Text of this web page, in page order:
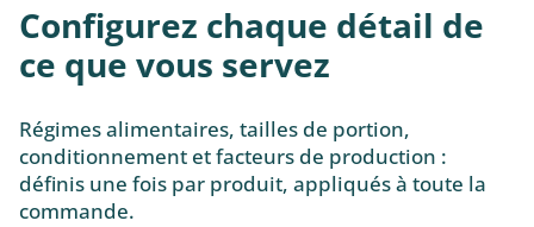
Configurez chaque détail de
ce que vous servez
Régimes alimentaires, tailles de portion,
conditionnement et facteurs de production :
définis une fois par produit, appliqués à toute la
commande.